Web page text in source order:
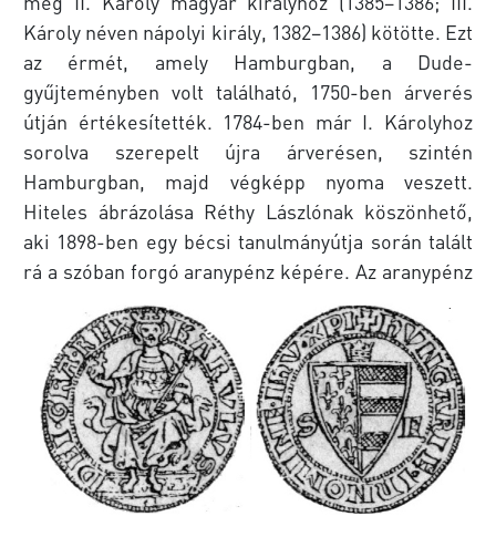
Károly néven nápolyi király, 1382–1386) kötötte. Ezt
az érmét, amely Hamburgban, a Dude-
gyűjteményben volt található, 1750-ben árverés
útján értékesítették. 1784-ben már I. Károlyhoz
sorolva szerepelt újra árverésen, szintén
Hamburgban, majd végképp nyoma veszett.
Hiteles ábrázolása Réthy Lászlónak köszönhető,
aki 1898-ben egy bécsi tanulmányútja során talált
rá a szóban forgó aranypénz képére.Az aranypénz